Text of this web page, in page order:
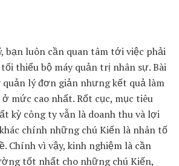
bạn luôn cần quan tâm tới việc phải
thiểu bộ máy quản trị nhân sự. Bài
quản lý đơn giản nhưng kết quả làm
mức cao nhất. Rốt cục, mục tiêu
kỳ công ty vẫn là doanh thu và lợi
chính những chú Kiến là nhân tố
Chính vì vậy, kinh nghiệm là cần
tốt nhất cho những chú Kiến,